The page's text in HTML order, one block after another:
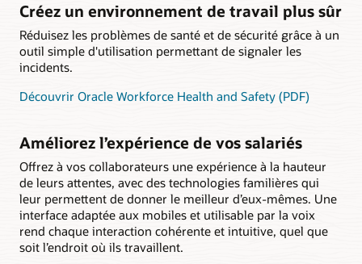
Créez un environnement de travail plus sûr
Réduisez les problèmes de santé et de sécurité grâce à un
outil simple d'utilisation permettant de signaler les
incidents.
Découvrir Oracle Workforce Health and Safety (PDF)
Améliorez l’expérience de vos salariés
Offrez à vos collaborateurs une expérience à la hauteur
de leurs attentes, avec des technologies familières qui
leur permettent de donner le meilleur d’eux-mêmes. Une
interface adaptée aux mobiles et utilisable par la voix
rend chaque interaction cohérente et intuitive, quel que
soit l’endroit où ils travaillent.